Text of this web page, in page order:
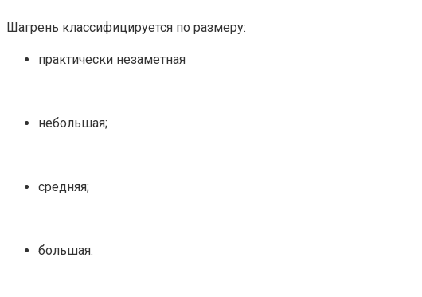
Шагрень классифицируется по размеру:
практически незаметная
небольшая;
средняя;
большая.